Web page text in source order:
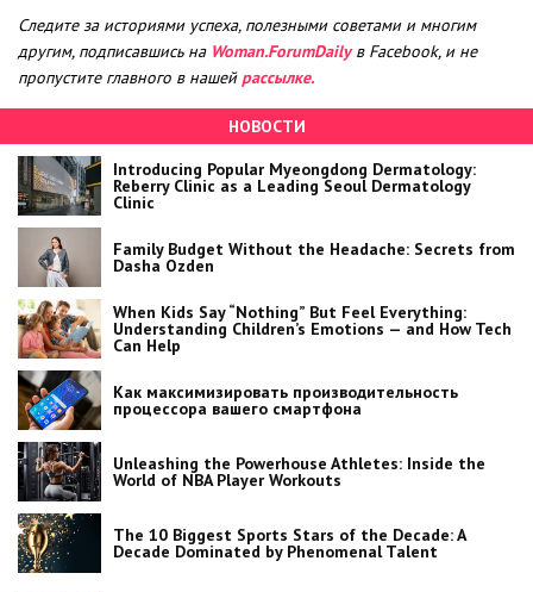
Следите за историями успеха, полезными советами и многим
другим, подписавшись на Woman.ForumDailyв Facebook, и не
пропустите главного в нашей рассылке.
НОВОСТИ
Introducing Popular Myeongdong Dermatology:
Reberry Clinic as a Leading Seoul Dermatology
Clinic
Family Budget Without the Headache: Secrets from
Dasha Ozden
When Kids Say “Nothing” But Feel Everything:
Understanding Children’s Emotions — and How Tech
Can Help
Как максимизировать производительность
процессора вашего смартфона
Unleashing the Powerhouse Athletes: Inside the
World of NBA Player Workouts
The 10 Biggest Sports Stars of the Decade: A
Decade Dominated by Phenomenal Talent